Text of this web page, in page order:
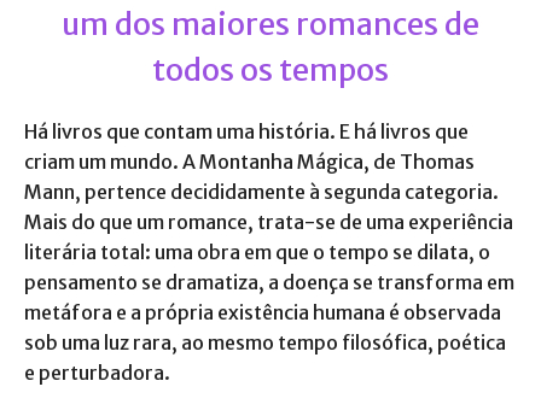
um dos maiores romances de
todos os tempos
Há livros que contam uma história. E há livros que
criam um mundo. A Montanha Mágica, de Thomas
Mann, pertence decididamente à segunda categoria.
Mais do que um romance, trata-se de uma experiência
literária total: uma obra em que o tempo se dilata, o
pensamento se dramatiza, a doença se transforma em
metáfora e a própria existência humana é observada
sob uma luz rara, ao mesmo tempo filosófica, poética
e perturbadora.